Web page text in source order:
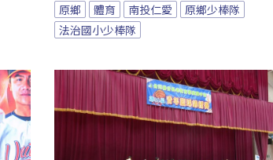
原鄉 體育 南投仁愛
原鄉少棒隊
法治國小少棒隊